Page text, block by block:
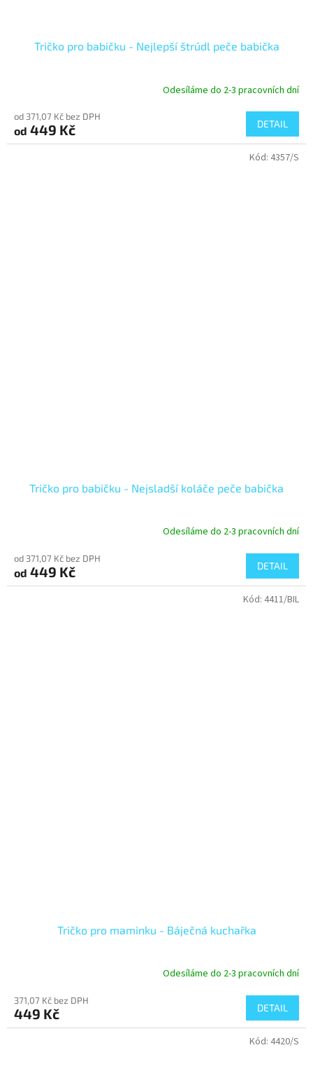
Tričko pro babičku - Nejlepší štrúdl peče babička
Odesíláme do 2-3 pracovních dní
od 371,07 Kč bez DPH
od 449 Kč DETAIL
Tričko pro babičku - Nejsladší koláče peče babička
Odesíláme do 2-3 pracovních dní
od 371,07 Kč bez DPH
od 449 Kč DETAIL
Kód: 4357/S
Tričko pro maminku - Báječná kuchařka
Odesíláme do 2-3 pracovních dní
371,07 Kč bez DPH
449 Kč DETAIL
Kód: 4411/BIL
Kód: 4420/S